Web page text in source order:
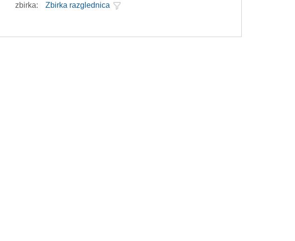
zbirka:
Zbirka razglednica